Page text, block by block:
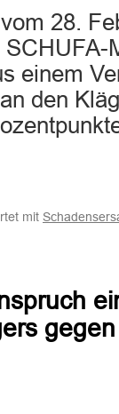
28.
einem
den
mit